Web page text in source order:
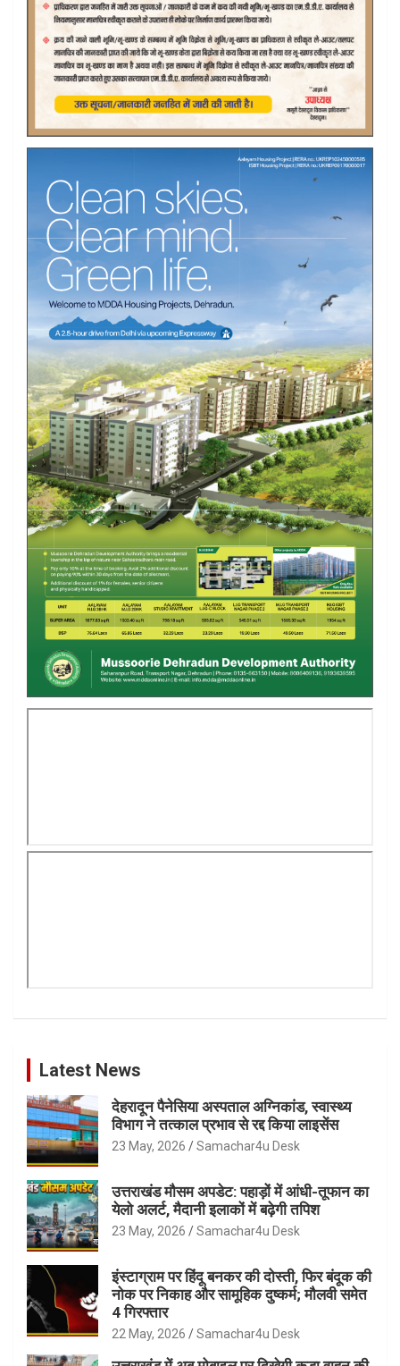
Latest News
देहरादून पैनेसिया अस्पताल अग्निकांड, स्वास्थ्य
विभाग ने तत्काल प्रभाव से रद्द किया लाइसेंस
23 May, 2026 Samachar4u Desk
उत्तराखंड मौसम अपडेट: पहाड़ों में आंधी-तूफान का
येलो अलर्ट, मैदानी इलाकों में बढ़ेगी तपिश
23 May, 2026 Samachar4u Desk
इंस्टाग्राम पर हिंदू बनकर की दोस्ती, फिर बंदूक की
नोक पर निकाह और सामूहिक दुष्कर्म; मौलवी समेत
4 गिरफ्तार
22 May, 2026 Samachar4u Desk